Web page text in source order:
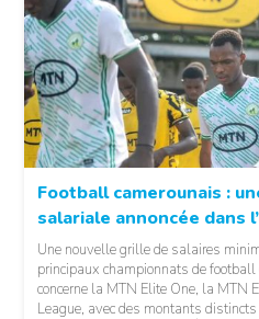
Football camerounais :
salariale annoncée dans
Une nouvelle grille de salaires
principaux championnats de
concerne la MTN Elite One, la MTN
League, avec des montants